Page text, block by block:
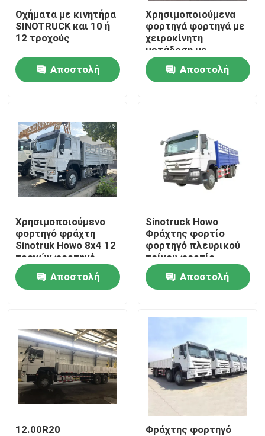
Προϊόντα
Βίντεο
Γύρος εργοστασίων
Ποιοτικός έλεγχος
Ζητήστε ένα απόσπασμα
Μεταχειρισμένα ανατρεπόμενα φορτηγά
Χρησιμοποιημένα Tipper φορτηγά
Οχήματα με κινητήρα
SINOTRUCK και 10 ή
12 τροχούς
Αποστολή
Χρησιμοποιούμενα
φορτηγά φορτηγά με
χειροκίνητη
μετάδοση με
εκπομπές Euro2 και
χωρητικότητα 10-50
τόνων
Αποστολή
Χρησιμοποιούμενο
φορτηγό φράχτη
Sinotruk Howo 8x4 12
τροχών φορτηγό
φορτηγό φορτηγό
φορτηγό φορτηγό
Αποστολή
Sinotruck Howo
Φράχτης φορτίο
φορτηγό πλευρικού
τοίχου φορτίο
φορτηγό μεταφορικό
φορτηγό 6X4 βαρύ
φορτίο 380hp
Αποστολή
12.00R20
Φράχτης φορτηγό